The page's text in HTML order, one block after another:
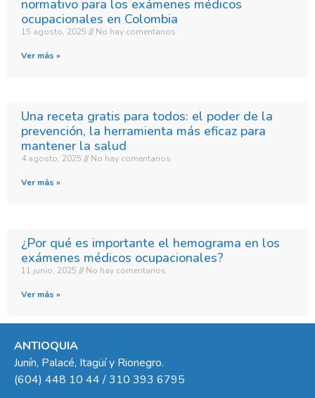
normativo para los exámenes médicos
ocupacionales en Colombia
15 agosto, 2025 No hay comentarios
Ver más »
Una receta gratis para todos: el poder de la
prevención, la herramienta más eficaz para
mantener la salud
4 agosto, 2025 No hay comentarios
Ver más »
¿Por qué es importante el hemograma en los
exámenes médicos ocupacionales?
11 junio, 2025 No hay comentarios
Ver más »
ANTIOQUIA
Junín, Palacé, Itagüí y Rionegro.
(604) 448 10 44 / 310 393 6795